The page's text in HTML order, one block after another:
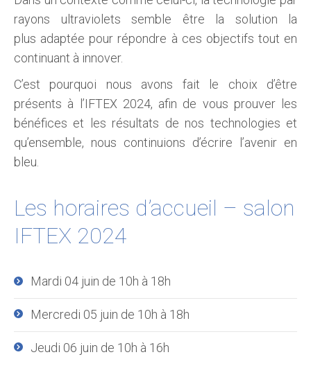
rayons ultraviolets semble être la solution la
plus adaptée pour répondre à ces objectifs tout en
continuant à innover.
C’est pourquoi nous avons fait le choix d’être
présents à l’IFTEX 2024, afin de vous prouver les
bénéfices et les résultats de nos technologies et
qu’ensemble, nous continuions d’écrire l’avenir en
bleu.
Les horaires d’accueil – salon
IFTEX 2024
Mardi 04 juin de 10h à 18h
Mercredi 05 juin de 10h à 18h
Jeudi 06 juin de 10h à 16h